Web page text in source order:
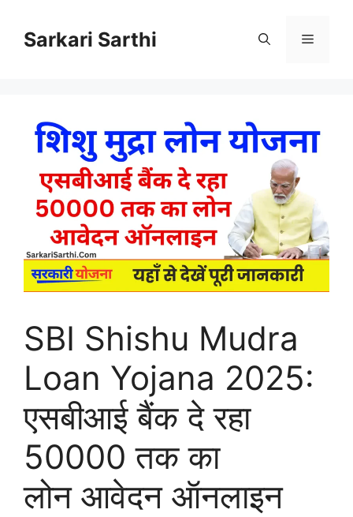
contentSarkari Sarthi Menu
SBI Shishu Mudra
Loan Yojana 2025:
एसबीआई बैंक दे रहा
50000 तक का
लोन आवेदन ऑनलाइन